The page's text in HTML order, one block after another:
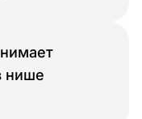
нише